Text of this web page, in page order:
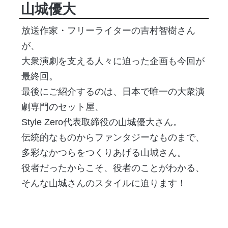
山城優大
放送作家・フリーライターの吉村智樹さん
が、
大衆演劇を支える人々に迫った企画も今回が
最終回。
最後にご紹介するのは、日本で唯一の大衆演
劇専門のセット屋、
Style Zero代表取締役の山城優大さん。
伝統的なものからファンタジーなものまで、
多彩なかつらをつくりあげる山城さん。
役者だったからこそ、役者のことがわかる、
そんな山城さんのスタイルに迫ります！